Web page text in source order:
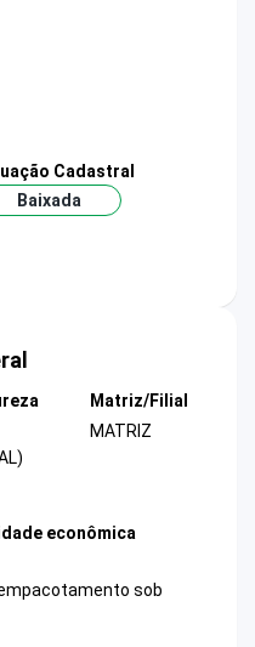
Cadastral
Baixada
Matriz/Filial
MATRIZ
econômica
sob